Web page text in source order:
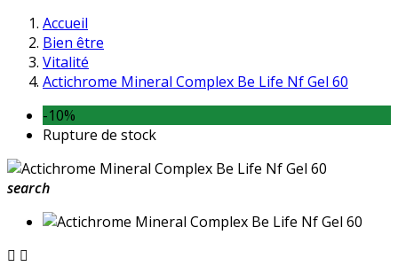
Accueil
Bien être
Vitalité
Actichrome Mineral Complex Be Life Nf Gel 60
-10%
Rupture de stock
search
 